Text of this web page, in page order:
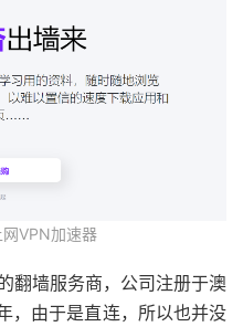
VPN加速器
翻墙服务商，公司注册于澳
，由于是直连，所以也并没